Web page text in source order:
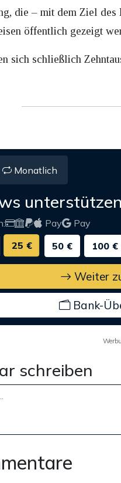
die – mit dem Ziel
öffentlich gezeigt
sich schließlich
Monatlich
unterstützen
Pay
Pay
25 € 50 € 100 €
Weiter
Bank-
schreiben